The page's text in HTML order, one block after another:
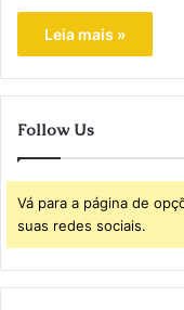
Leia mais »
Follow Us
Vá para a página de
suas redes sociais.